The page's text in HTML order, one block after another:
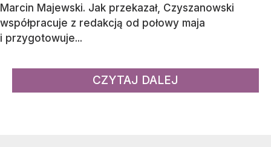
Marcin Majewski. Jak przekazał, Czyszanowski
współpracuje z redakcją od połowy maja
i przygotowuje...
CZYTAJ DALEJ